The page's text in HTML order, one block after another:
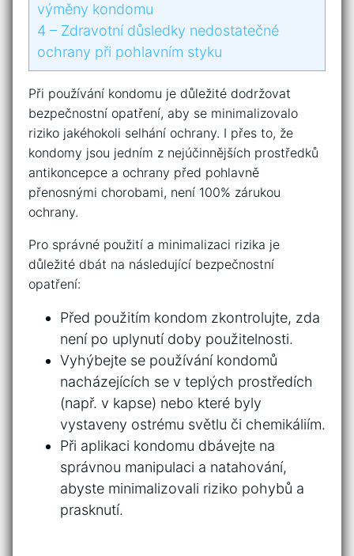
výměny kondomu
4 – Zdravotní ‍důsledky nedostatečné
ochrany při pohlavním ‌styku
Při používání kondomu je důležité dodržovat
bezpečnostní opatření, aby se minimalizovalo
riziko ⁢jakéhokoli⁤ selhání ochrany. I přes to, že
kondomy jsou jedním z nejúčinnějších prostředků
antikoncepce‌ a‌ ochrany‌ před pohlavně
přenosnými chorobami, není 100% zárukou⁢
ochrany.
Pro správné použití a ‍minimalizaci rizika je
důležité‍ dbát na následující⁣ bezpečnostní‍
opatření:
Před použitím kondom ‍zkontrolujte, zda
není po uplynutí doby použitelnosti.
Vyhýbejte se používání kondomů
nacházejících​ se v ‌teplých prostředích
(např. ​v kapse) nebo ​které byly
vystaveny ostrému světlu či‌ chemikáliím.
Při aplikaci kondomu dbávejte​ na
⁤správnou manipulaci a natahování,⁤
abyste ​minimalizovali riziko pohybů ‌a
prasknutí.